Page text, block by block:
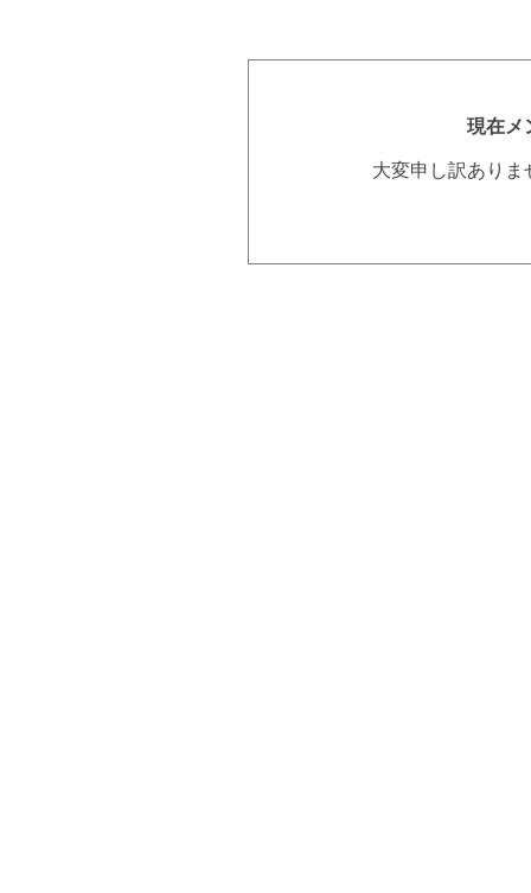
現在メ
大変申し訳あり